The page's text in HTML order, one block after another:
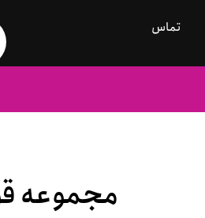
تماس
مجموعه